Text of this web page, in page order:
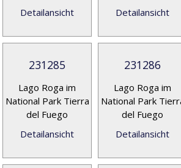
Detailansicht
Detailansicht
231285
Lago Roga im
National Park Tierra
del Fuego
Detailansicht
231286
Lago Roga im
National Park
del Fuego
Detailansicht